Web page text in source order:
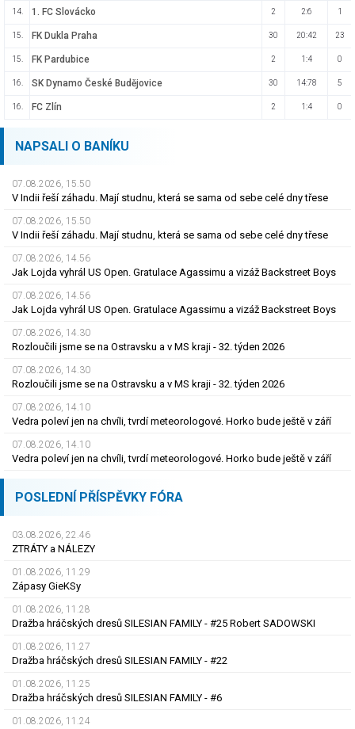
14. 1. FC Slovácko 2 2:6 1
15. FK Dukla Praha 30 20:42 23
15. FK Pardubice 2 1:4 0
16. SK Dynamo České Budějovice 30 14:78 5
16. FC Zlín 2 1:4 0
NAPSALI O BANÍKU
07.08.2026, 15.50
V Indii řeší záhadu. Mají studnu, která se sama od sebe celé dny třese
07.08.2026, 15.50
V Indii řeší záhadu. Mají studnu, která se sama od sebe celé dny třese
07.08.2026, 14.56
Jak Lojda vyhrál US Open. Gratulace Agassimu a vizáž Backstreet Boys
07.08.2026, 14.56
Jak Lojda vyhrál US Open. Gratulace Agassimu a vizáž Backstreet Boys
07.08.2026, 14.30
Rozloučili jsme se na Ostravsku a v MS kraji - 32. týden 2026
07.08.2026, 14.30
Rozloučili jsme se na Ostravsku a v MS kraji - 32. týden 2026
07.08.2026, 14.10
Vedra poleví jen na chvíli, tvrdí meteorologové. Horko bude ještě v září
07.08.2026, 14.10
Vedra poleví jen na chvíli, tvrdí meteorologové. Horko bude ještě v září
POSLEDNÍ PŘÍSPĚVKY FÓRA
03.08.2026, 22.46
ZTRÁTY a NÁLEZY
01.08.2026, 11.29
Zápasy GieKSy
01.08.2026, 11.28
Dražba hráčských dresů SILESIAN FAMILY - #25 Robert SADOWSKI
01.08.2026, 11.27
Dražba hráčských dresů SILESIAN FAMILY - #22
01.08.2026, 11.25
Dražba hráčských dresů SILESIAN FAMILY - #6
01.08.2026, 11.24